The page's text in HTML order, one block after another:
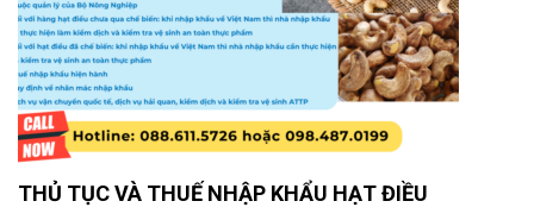
THỦ TỤC VÀ THUẾ NHẬP KHẨU HẠT ĐIỀU